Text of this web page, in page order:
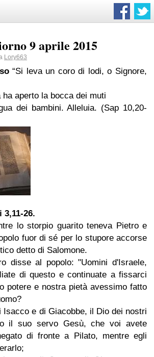
9 aprile 2015
Lory663
“Si leva un coro di lodi, o Signore,
aperto la bocca dei muti
dei bambini. Alleluia. (Sap 10,20-
3,11-26.
lo storpio guarito teneva Pietro e
fuor di sé per lo stupore accorse
detto di Salomone.
disse al popolo: "Uomini d'Israele,
di questo e continuate a fissarci
potere e nostra pietà avessimo fatto
Isacco e di Giacobbe, il Dio dei nostri
il suo servo Gesù, che voi avete
di fronte a Pilato, mentre egli